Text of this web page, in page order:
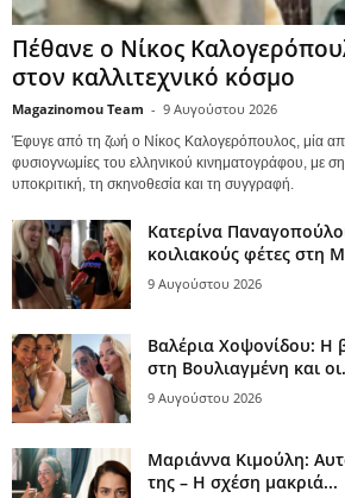
Πέθανε ο Νίκος
στον καλλιτεχνικό κόσμο
Magazinomou Team - 9 Αυγούστου 2026
Έφυγε από τη ζωή ο Νίκος Καλογερόπουλος, μία από
φυσιογνωμίες του ελληνικού κινηματογράφου, με
υποκριτική, τη σκηνοθεσία και τη συγγραφή.
Κατερίνα
κοιλιακούς φέτες στη
9 Αυγούστου 2026
Βαλέρια Χοψονίδου: Η
στη Βουλιαγμένη και
9 Αυγούστου 2026
Μαριάννα Κιμούλη:
της – Η σχέση μακριά...